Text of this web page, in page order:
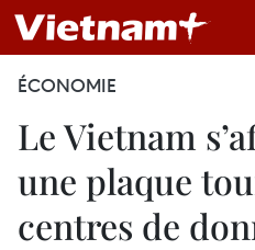
ÉCONOMIE
Le Vietnam
une plaque
centres de